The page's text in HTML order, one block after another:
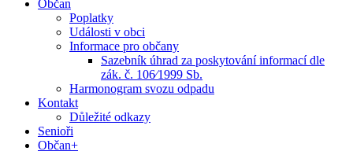
Občan
Poplatky
Události v obci
Informace pro občany
Sazebník úhrad za poskytování informací dle
zák. č. 106⁄1999 Sb.
Harmonogram svozu odpadu
Kontakt
Důležité odkazy
Senioři
Občan+